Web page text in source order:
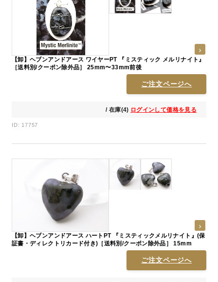
【卸】ヘブンアンドアース ワイヤーPT 『ミスティック メルリナイト』
［送料別/クーポン除外品］ 25mm〜33mm前後
ご注文ページへ
/ 在庫(4) ログインして価格を見る
ID: 17757
【卸】ヘブンアンドアース ハートPT 『ミスティックメルリナイト』(保
証書・ディレクトリカード付き)［送料別/クーポン除外品］ 15mm
ご注文ページへ